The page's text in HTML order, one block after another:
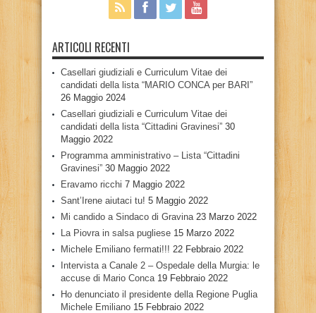
ARTICOLI RECENTI
Casellari giudiziali e Curriculum Vitae dei
candidati della lista “MARIO CONCA per BARI”
26 Maggio 2024
Casellari giudiziali e Curriculum Vitae dei
candidati della lista “Cittadini Gravinesi” 30
Maggio 2022
Programma amministrativo – Lista “Cittadini
Gravinesi” 30 Maggio 2022
Eravamo ricchi 7 Maggio 2022
Sant’Irene aiutaci tu! 5 Maggio 2022
Mi candido a Sindaco di Gravina 23 Marzo 2022
La Piovra in salsa pugliese 15 Marzo 2022
Michele Emiliano fermati!!! 22 Febbraio 2022
Intervista a Canale 2 – Ospedale della Murgia: le
accuse di Mario Conca 19 Febbraio 2022
Ho denunciato il presidente della Regione Puglia
Michele Emiliano 15 Febbraio 2022